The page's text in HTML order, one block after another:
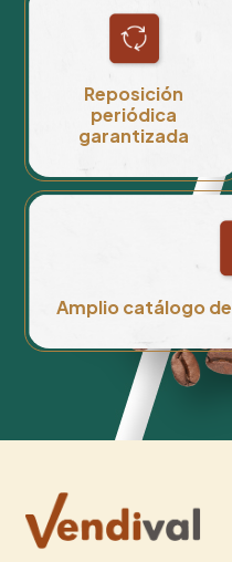
Reposición
periódica
garantizada
Amplio catálogo